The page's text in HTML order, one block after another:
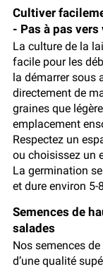
Cultiver
- Pas à pas
La culture de la
facile pour les
la démarrer sous
directement de
graines que
emplacement
Respectez un
ou choisissez un
La germination
et dure environ 5-
Semences de
salades
Nos semences
d’une qualité